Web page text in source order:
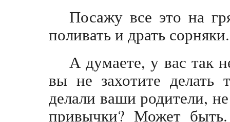
Посажу все это на
поливать и драть
А думаете, у вас так
вы не захотите делать
делали ваши родители,
привычки? Может